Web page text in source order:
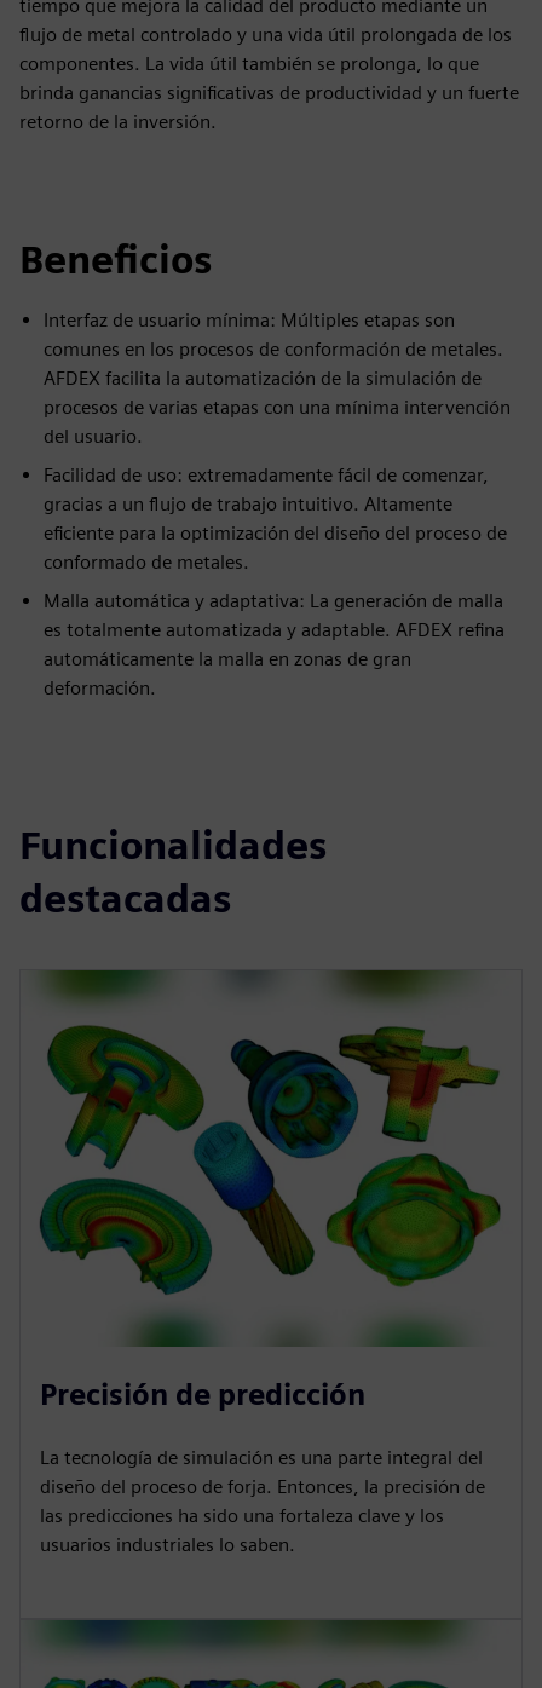
tiempo que mejora la calidad del producto mediante un
flujo de metal controlado y una vida útil prolongada de los
componentes. La vida útil también se prolonga, lo que
brinda ganancias significativas de productividad y un fuerte
retorno de la inversión.
Beneficios
Interfaz de usuario mínima: Múltiples etapas son
comunes en los procesos de conformación de metales.
AFDEX facilita la automatización de la simulación de
procesos de varias etapas con una mínima intervención
del usuario.
Facilidad de uso: extremadamente fácil de comenzar,
gracias a un flujo de trabajo intuitivo. Altamente
eficiente para la optimización del diseño del proceso de
conformado de metales.
Malla automática y adaptativa: La generación de malla
es totalmente automatizada y adaptable. AFDEX refina
automáticamente la malla en zonas de gran
deformación.
Funcionalidades
destacadas
Precisión de predicción
La tecnología de simulación es una parte integral del
diseño del proceso de forja. Entonces, la precisión de
las predicciones ha sido una fortaleza clave y los
usuarios industriales lo saben.